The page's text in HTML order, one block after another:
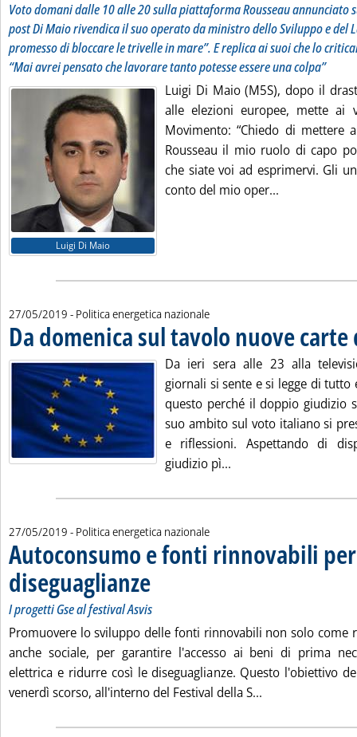
Voto domani dalle 10 alle 20 sulla piattaforma Rousseau annunciato
post Di Maio rivendica il suo operato da ministro dello Sviluppo e del
promesso di bloccare le trivelle in mare”. E replica ai suoi che lo
“Mai avrei pensato che lavorare tanto potesse essere una colpa”
Luigi Di Maio
Luigi Di Maio (M5S), dopo il
alle elezioni europee, mette
Movimento: “Chiedo di mettere
Rousseau il mio ruolo di capo
che siate voi ad esprimervi. Gli
conto del mio oper...
27/05/2019 - Politica energetica nazionale
Da domenica sul tavolo nuove carte
Da ieri sera alle 23 alla
giornali si sente e si legge di
questo perché il doppio giudizio
suo ambito sul voto italiano si
e riflessioni. Aspettando di
giudizio pì...
27/05/2019 - Politica energetica nazionale
Autoconsumo e fonti rinnovabili
diseguaglianze . Pubblicata lunedì 27 maggio 2019 alle 13.52.
I progetti Gse al festival Asvis
Promuovere lo sviluppo delle fonti rinnovabili non solo come
anche sociale, per garantire l'accesso ai beni di prima
elettrica e ridurre così le diseguaglianze. Questo l'obiettivo
venerdì scorso, all'interno del Festival della S...